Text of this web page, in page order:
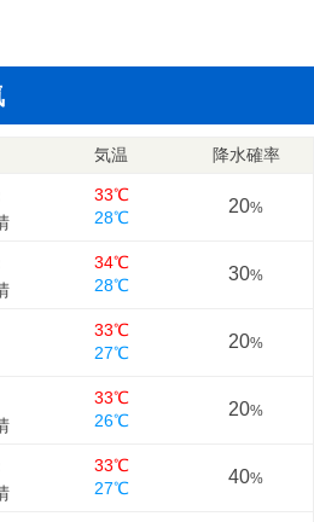
気温 降水確率
33℃
28℃
20%
34℃
28℃
30%
33℃
27℃
20%
33℃
26℃
20%
33℃
27℃
40%